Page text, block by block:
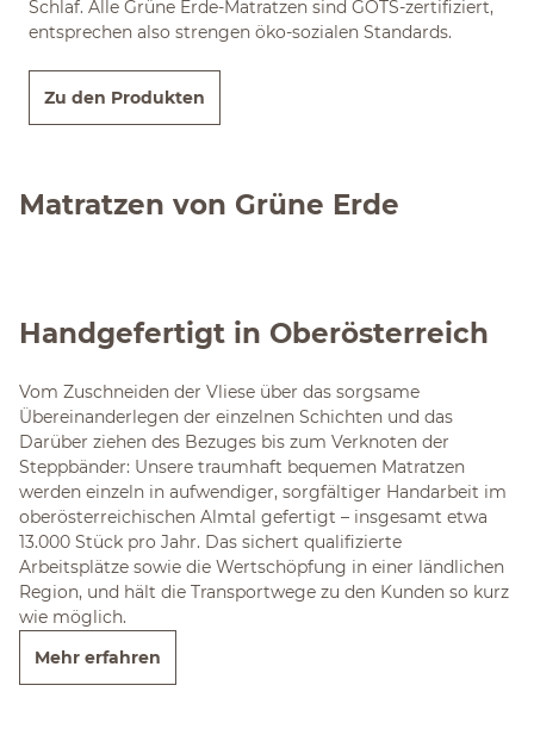
Schlaf. Alle Grüne Erde-Matratzen sind GOTS-zertifiziert,
entsprechen also strengen öko-sozialen Standards.
Zu den Produkten
Matratzen von Grüne Erde
Handgefertigt in Oberösterreich
Vom Zuschneiden der Vliese über das sorgsame
Übereinanderlegen der einzelnen Schichten und das
Darüber ziehen des Bezuges bis zum Verknoten der
Steppbänder: Unsere traumhaft bequemen Matratzen
werden einzeln in aufwendiger, sorgfältiger Handarbeit im
oberösterreichischen Almtal gefertigt – insgesamt etwa
13.000 Stück pro Jahr. Das sichert qualifizierte
Arbeitsplätze sowie die Wertschöpfung in einer ländlichen
Region, und hält die Transportwege zu den Kunden so kurz
wie möglich.
Mehr erfahren